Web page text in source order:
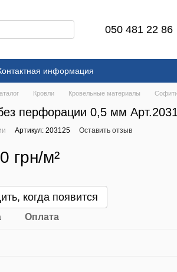
050 481 22 86
информация
Кровли Кровельные материалы
перфорации 0,5 мм
Артикул: 203125 Оставить отзыв
грн/м²
когда появится
Оплата